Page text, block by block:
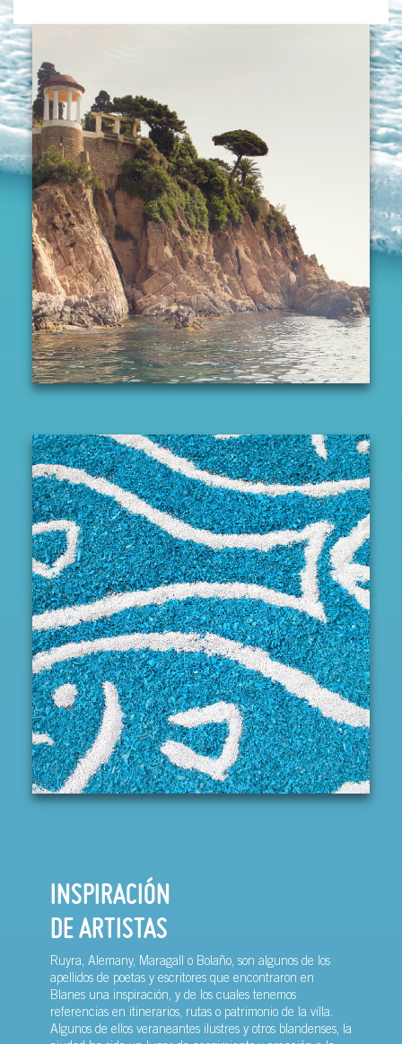
INSPIRACIÓN
DE ARTISTAS
Ruyra, Alemany, Maragall o Bolaño, son algunos de los
apellidos de poetas y escritores que encontraron en
Blanes una inspiración, y de los cuales tenemos
referencias en itinerarios, rutas o patrimonio de la villa.
Algunos de ellos veraneantes ilustres y otros blandenses, la